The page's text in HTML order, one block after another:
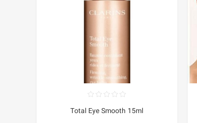
Total Eye Smooth 15ml